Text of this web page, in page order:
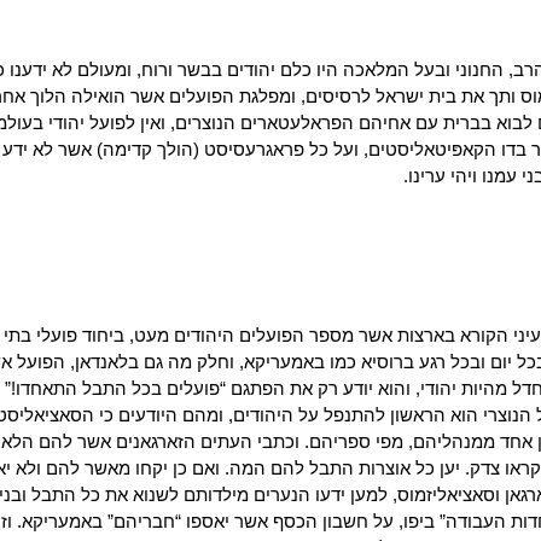
החנוני ובעל המלאכה היו כלם יהודים בבשר ורוח, ומעולם לא
ותך את בית ישראל לרסיסים, ומפלגת הפועלים אשר הואילה הלוך
בברית עם אחיהם הפראלעטארים הנוצרים, ואין לפועל יהודי
בדו הקאפּיטאליסטים, ועל כל פראגרעסיסט (הולך קדימה) אשר לא
ויהי ערינו.
הקורא בארצות אשר מספר הפועלים היהודים מעט, ביחוד פועלי
יום ובכל רגע ברוסיא כמו באמעריקא, וחלק מה גם בלאנדאן, הפועל
מהיות יהודי, והוא יודע רק את הפתגם “פועלים בכל התבל התאחדו!”
הוא הראשון להתנפל על היהודים, ומהם היודעים כי
אחד ממנהליהם, מפי ספריהם. וכתבי העתים הזארגאנים אשר להם הלא
צדק. יען כל אוצרות התבל להם המה. ואם כן יקחו מאשר להם ולא
וסאציאליזמוס, למען ידעו הנערים מילדותם לשנוא את כל התבל
העבודה” ביפו, על חשבון הכסף אשר יאספו “חבריהם” באמעריקא.